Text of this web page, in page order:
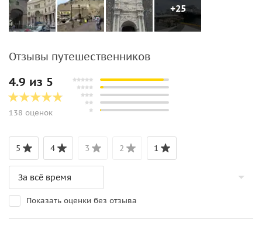
+25
Отзывы путешественников
4.9 из 5
138 оценок
5 4 3 2 1
Показать оценки без отзыва